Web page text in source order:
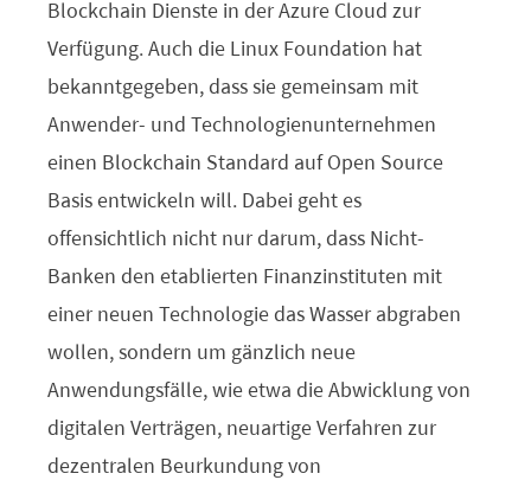
Blockchain Dienste in der Azure Cloud zur
Verfügung. Auch die Linux Foundation hat
bekanntgegeben, dass sie gemeinsam mit
Anwender- und Technologienunternehmen
einen Blockchain Standard auf Open Source
Basis entwickeln will. Dabei geht es
offensichtlich nicht nur darum, dass Nicht-
Banken den etablierten Finanzinstituten mit
einer neuen Technologie das Wasser abgraben
wollen, sondern um gänzlich neue
Anwendungsfälle, wie etwa die Abwicklung von
digitalen Verträgen, neuartige Verfahren zur
dezentralen Beurkundung von